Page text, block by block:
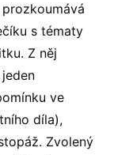
prozkoumává
s tématy
Z něj
ve
díla),
Zvolený